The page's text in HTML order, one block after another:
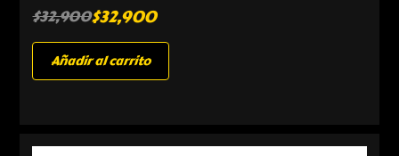
$32,900$32,900
Añadir al carrito